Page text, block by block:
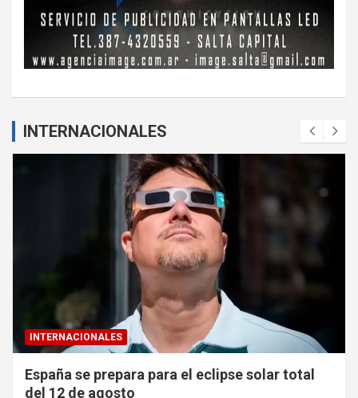
INTERNACIONALES
INTERNACIONALES
España se prepara para el eclipse solar total
del 12 de agosto